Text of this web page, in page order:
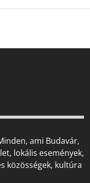
ami Budavár,
lokális események,
közösségek, kultúra